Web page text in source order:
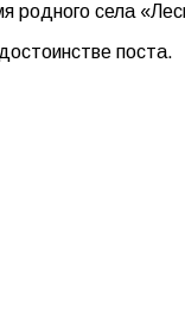
родного села
поста.